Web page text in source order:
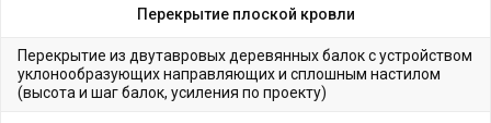
Перекрытие плоской кровли
Перекрытие из двутавровых деревянных балок с устройством
уклонообразующих направляющих и сплошным настилом
(высота и шаг балок, усиления по проекту)